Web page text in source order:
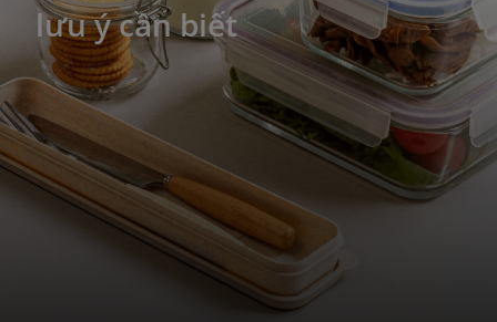
lưu ý cần biết